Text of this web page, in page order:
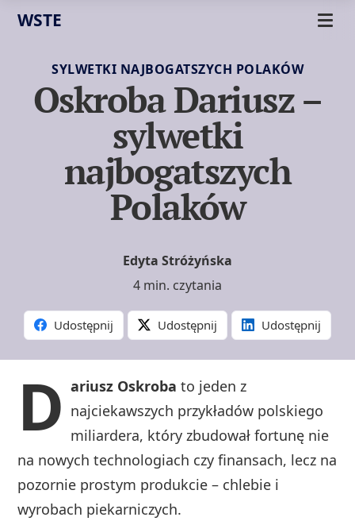
WSTE
SYLWETKI NAJBOGATSZYCH POLAKÓW
Oskroba Dariusz –
sylwetki
najbogatszych
Polaków
Edyta Stróżyńska
4 min. czytania
Udostępnij Udostępnij Udostępnij
D ariusz Oskroba to jeden z
najciekawszych przykładów polskiego
miliardera, który zbudował fortunę nie
na nowych technologiach czy finansach, lecz na
pozornie prostym produkcie – chlebie i
wyrobach piekarniczych.